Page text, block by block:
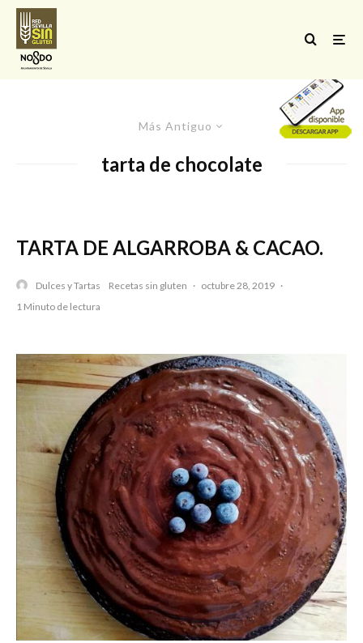
Más Antiguo
tarta de chocolate
TARTA DE ALGARROBA & CACAO.
Dulces y Tartas Recetas sin gluten · octubre 28, 2019 ·
1 Minuto de lectura